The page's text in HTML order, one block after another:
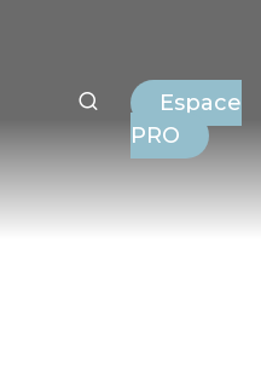
Espace
PRO